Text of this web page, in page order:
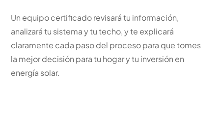
Un equipo certificado revisará tu información,
analizará tu sistema y tu techo, y te explicará
claramente cada paso del proceso para que tomes
la mejor decisión para tu hogar y tu inversión en
energía solar.